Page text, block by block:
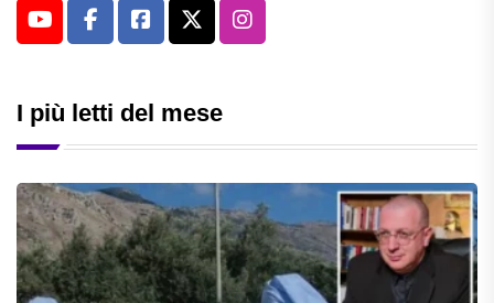
I più letti del mese